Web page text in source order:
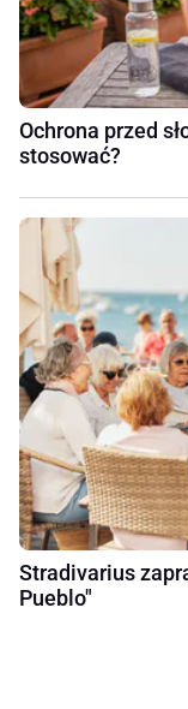
Ochrona przed
stosować?
Stradivarius
Pueblo"